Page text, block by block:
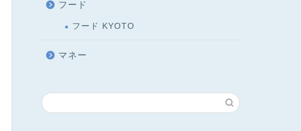
フード
フード KYOTO
マネー